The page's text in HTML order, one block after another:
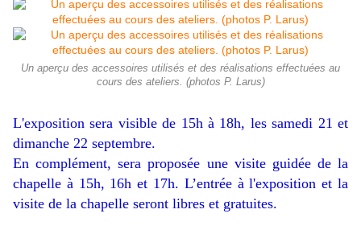
Un aperçu des accessoires utilisés et des réalisations effectuées au
cours des ateliers. (photos P. Larus)
L'exposition sera visible de 15h à 18h, les samedi 21 et
dimanche 22 septembre.
En complément, sera proposée une visite guidée de la
chapelle à 15h, 16h et 17h. L’entrée à l'exposition et la
visite de la chapelle seront libres et gratuites.